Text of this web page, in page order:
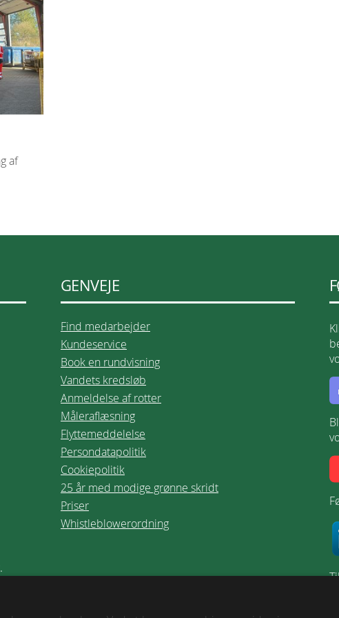
af
GENVEJE
Find medarbejder
Kundeservice
Book en rundvisning
Vandets kredsløb
Anmeldelse af rotter
Måleraflæsning
Flyttemeddelelse
Persondatapolitik
Cookiepolitik
25 år med modige grønne skridt
Priser
Whistleblowerordning